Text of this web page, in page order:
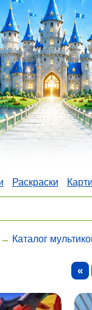
Раскраски
→ Каталог
«